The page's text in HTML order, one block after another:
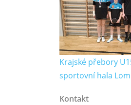
Krajské přebory
sportovní hala
Kontakt